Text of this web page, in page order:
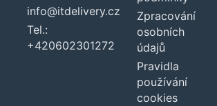
info@itdelivery.cz
Tel.:
+420602301272
Zpracování
osobních
údajů
Pravidla
používání
cookies